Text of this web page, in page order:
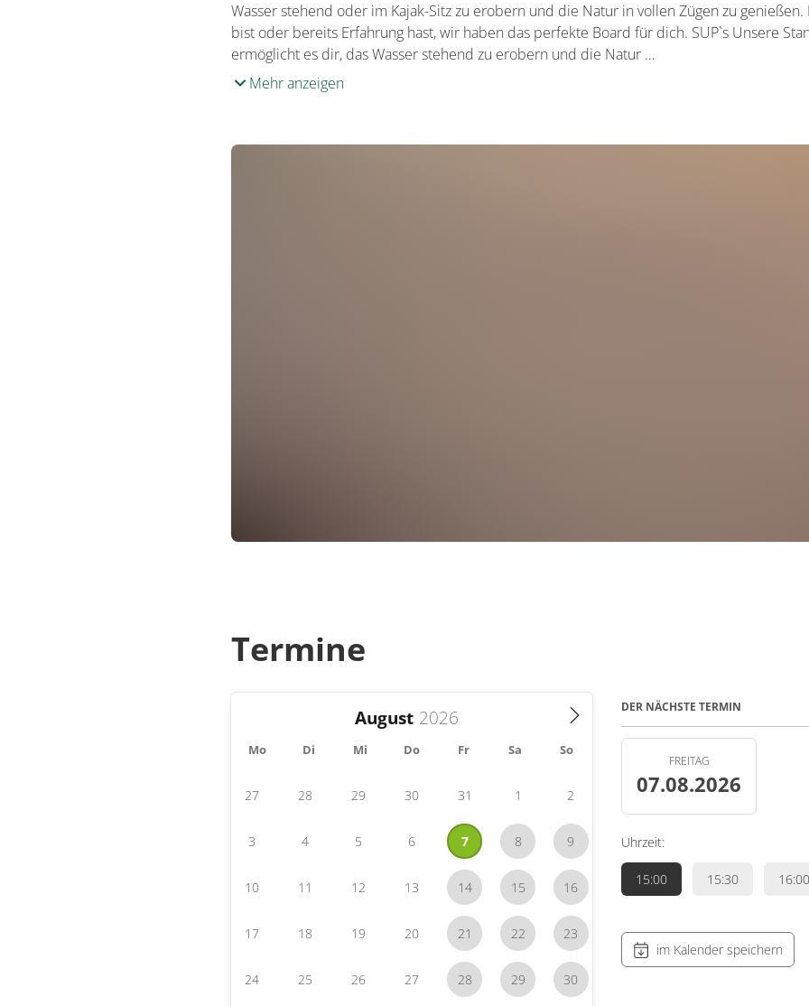
Wasser stehend oder im Kajak-Sitz zu erobern und die Natur in vollen Zügen zu genießen.
bist oder bereits Erfahrung hast, wir haben das perfekte Board für dich. SUP`s Unsere
ermöglicht es dir, das Wasser stehend zu erobern und die Natur …
Mehr anzeigen
Termine
August
Mo Di Mi Do Fr Sa So
27 28 29 30 31 1 2
3 4 5 6 7 8 9
10 11 12 13 14 15 16
17 18 19 20 21 22 23
24 25 26 27 28 29 30
DER NÄCHSTE TERMIN
FREITAG
07.08.2026
Uhrzeit:
15:00 15:30 16:00
im Kalender speichern